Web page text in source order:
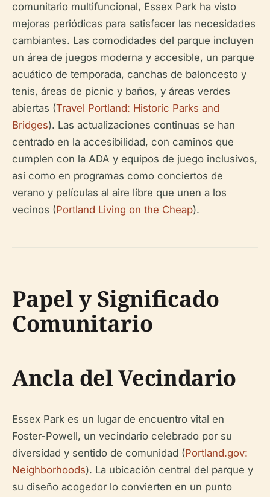
comunitario multifuncional, Essex Park ha visto
mejoras periódicas para satisfacer las necesidades
cambiantes. Las comodidades del parque incluyen
un área de juegos moderna y accesible, un parque
acuático de temporada, canchas de baloncesto y
tenis, áreas de picnic y baños, y áreas verdes
abiertas (Travel Portland: Historic Parks and
Bridges). Las actualizaciones continuas se han
centrado en la accesibilidad, con caminos que
cumplen con la ADA y equipos de juego inclusivos,
así como en programas como conciertos de
verano y películas al aire libre que unen a los
vecinos (Portland Living on the Cheap).
Papel y Significado
Comunitario
Ancla del Vecindario
Essex Park es un lugar de encuentro vital en
Foster-Powell, un vecindario celebrado por su
diversidad y sentido de comunidad (Portland.gov:
Neighborhoods). La ubicación central del parque y
su diseño acogedor lo convierten en un punto